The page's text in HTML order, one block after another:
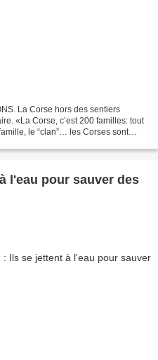
La Corse hors des sentiers
«La Corse, c’est 200 familles: tout
le “clan”… les Corses sont
l'eau pour sauver des